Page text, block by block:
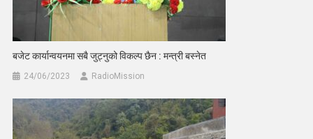
बजेट कार्यान्वयनमा सबै जुट्नुको विकल्प छैन : मन्त्री बस्नेत
24/06/2023 RadioMission